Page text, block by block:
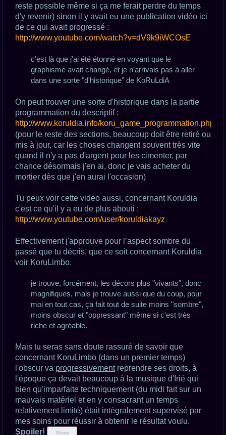
reste possible même si ça me ferait perdre du temps
d'y revenir) sinon il y avait eu une publication vidéo ici
de ce qui avait progressé :
http://www.youtube.com/watch?v=dV9k9iWCOsE
c'est là que j'ai été étonné en voyant que le
graphisme avait changé, et je n'arrivais pas à aller
dans une sorte "d'historique" de KoRuLdiA
On peut trouver une sorte d'historique dans la partie
programmation du descriptif :
http://www.koruldia.info/koru_game_programmation.php
(pour le reste des sections, beaucoup doit être retiré ou
mis à jour, car les choses changent souvent très vite
quand il n'y a pas d'argent pour les cimenter, par
chance désormais j'en ai, donc je vais acheter du
mortier dès que j'en aurai l'occasion)
Tu peux voir cette video aussi, concernant Koruldia
c'est ce qu'il y a eu de plus abouti :
http://www.youtube.com/user/koruldiakayz
Effectivement j'approuve pour l’aspect sombre du
passé que tu décris, que ce soit concernant Koruldia
voir KoruLimbo.
je trouve, forcément, les décors plus "vivants", donc
magnifiques, mais je trouve aussi que du coup, pour
moi en tout cas, ça fait tout de suite moins "sombre",
moins obscur et "oppressant" même si c'est très
riche et agréable.
Mais tu seras sans doute rassuré de savoir que
concernant KoruLimbo (dans un premier temps)
l'obscur va progressivementreprendre ses droits, à
l'époque ça devait beaucoup à la musique d'Irié qui
bien qu'imparfaite techniquement (du midi fait sur un
mauvais matériel et en y consacrant un temps
relativement limité) était intégralement supervisé par
mes soins pour réussir à obtenir le résultat voulu.
Spoiler!